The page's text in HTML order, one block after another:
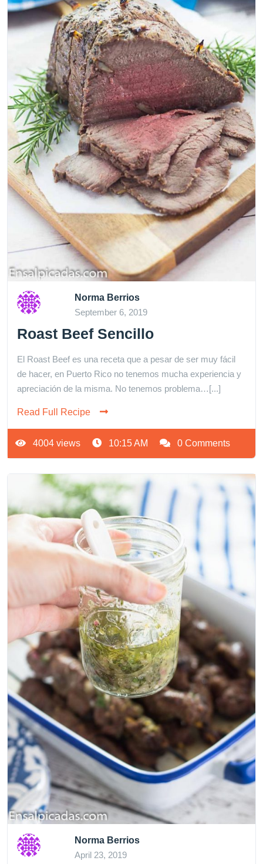
Norma Berrios
September 6, 2019
Roast Beef Sencillo
El Roast Beef es una receta que a pesar de ser muy fácil
de hacer, en Puerto Rico no tenemos mucha experiencia y
apreciación de la misma. No tenemos problema…[...]
Read Full Recipe
4004 views 10:15 AM 0 Comments
Norma Berrios
April 23, 2019